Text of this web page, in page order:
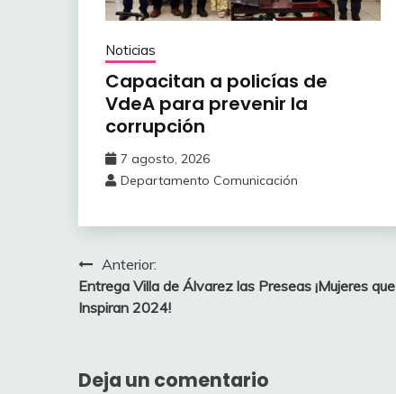
Noticias
Capacitan a policías de
VdeA ‎para prevenir la
corrupción
7 agosto, 2026
Departamento Comunicación
Navegación
de
Anterior:
Entrega Villa de Álvarez las Preseas ¡Mujeres que
Inspiran 2024!
Deja un comentario